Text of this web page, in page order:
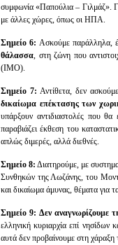
συμφωνία «Παπούλια – Γιλμάζ».
με άλλες χώρες, όπως οι ΗΠΑ.
Σημείο 6: Ασκούμε παράλληλα,
θάλασσα, στη ζώνη που
(IMO).
Σημείο 7: Αντίθετα, δεν
δικαίωμα επέκτασης των
υπάρξουν αντιδιαστολές που
παραβιάζει έκθεση του
απλώς διμερές, αλλά διεθνές.
Σημείο 8: Διατηρούμε, με
Συνθηκών της Λωζάνης, του
και δικαίωμα άμυνας, θέματα για
Σημείο 9: Δεν αναγνωρίζουμε
ελληνική κυριαρχία επί
αυτά δεν προβαίνουμε στη